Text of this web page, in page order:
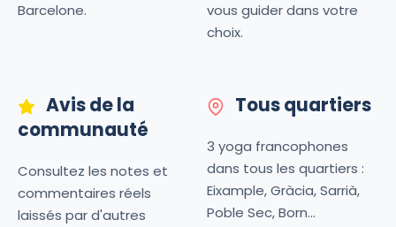
Barcelone.
vous guider dans votre
choix.
Avis de la
communauté
Consultez les notes et
commentaires réels
laissés par d'autres
Tous quartiers
3 yoga francophones
dans tous les quartiers :
Eixample, Gràcia, Sarrià,
Poble Sec, Born...